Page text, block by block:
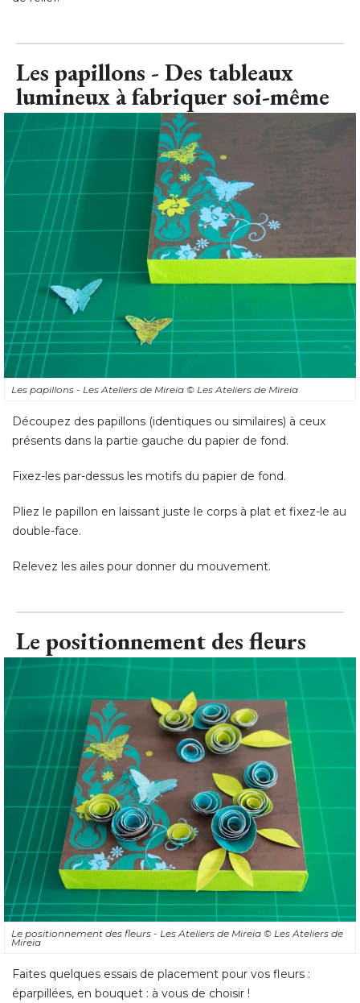
Les papillons - Les Ateliers de Mireia
Découpez des papillons (identiques ou similaires) à ceux
présents dans la partie gauche du papier de fond.
Fixez-les par-dessus les motifs du papier de fond.
Pliez le papillon en laissant juste le corps à plat et fixez-le au
Le positionnement des fleurs
Le positionnement des fleurs - Les Ateliers de Mireia © Les Ateliers de
Mireia
Faites quelques essais de placement pour vos fleurs :
éparpillées, en bouquet : à vous de choisir !
final.